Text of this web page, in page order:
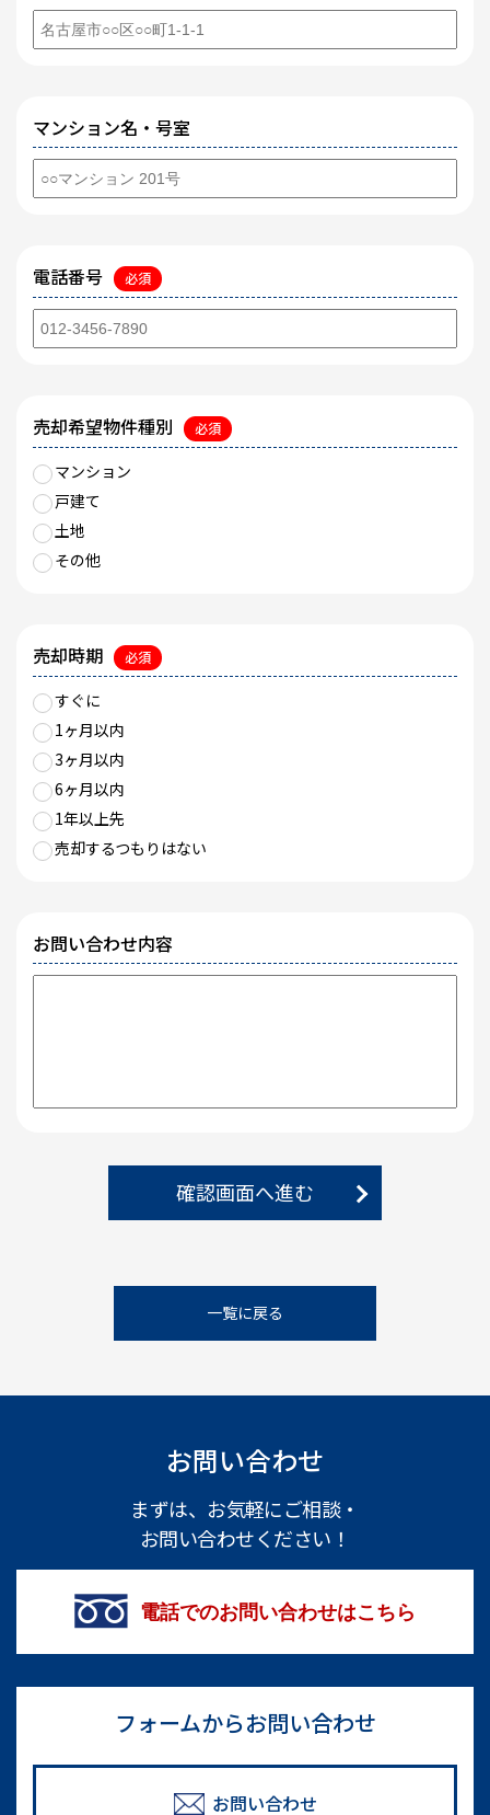
マンション名・号室
電話番号 必須
売却希望物件種別 必須
マンション
戸建て
土地
その他
売却時期 必須
すぐに
1ヶ月以内
3ヶ月以内
6ヶ月以内
1年以上先
売却するつもりはない
お問い合わせ内容
確認画面へ進む
一覧に戻る
お問い合わせ
まずは、お気軽にご相談・
お問い合わせください！
電話でのお問い合わせはこちら
フォームからお問い合わせ
お問い合わせ